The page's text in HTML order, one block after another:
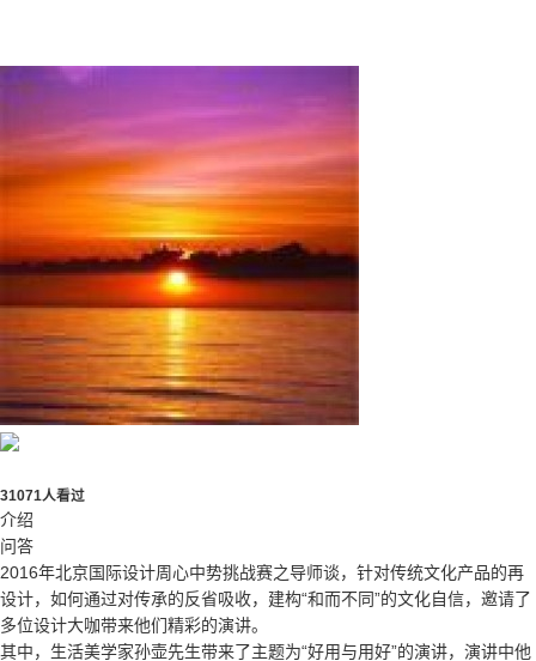
31071人看过
介绍
问答
2016年北京国际设计周心中势挑战赛之导师谈，针对传统文化产品的再
设计，如何通过对传承的反省吸收，建构“和而不同”的文化自信，邀请了
多位设计大咖带来他们精彩的演讲。
其中，生活美学家孙壶先生带来了主题为“好用与用好”的演讲，演讲中他